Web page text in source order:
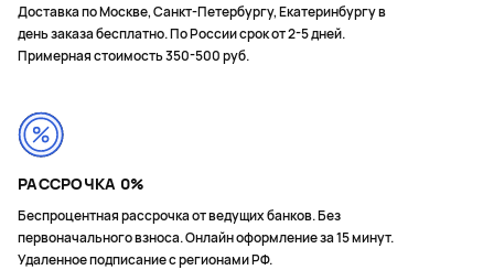
Доставка по Москве, Санкт-Петербургу, Екатеринбургу в
день заказа бесплатно. По России срок от 2-5 дней.
Примерная стоимость 350-500 руб.
РАССРОЧКА 0%
Беспроцентная рассрочка от ведущих банков. Без
первоначального взноса. Онлайн оформление за 15 минут.
Удаленное подписание с регионами РФ.